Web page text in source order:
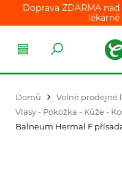
Doprava ZDARMA
lékárně
Domů
Volně prodejné
Vlasy - Pokožka - Kůže -
Balneum Hermal F